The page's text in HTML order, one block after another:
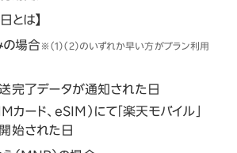
とは】
の場合 ※（1）（2）のいずれか早い方がプラン利用
完了データが通知された日
カード、eSIM）にて「楽天モバイル」
始された日